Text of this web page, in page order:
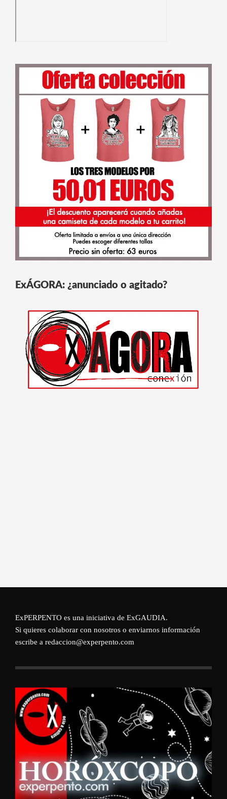
ExÁGORA: ¿anunciado o agitado?
ExPERPENTO es una iniciativa de ExGAUDIA.
Si quieres colaborar con nosotros o enviarnos información
escribe a redaccion@experpento.com